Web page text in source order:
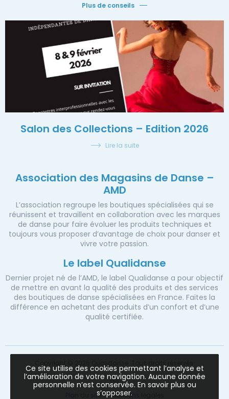
Plus de conseils
Salon des Collections – Edition 2026
Lire la suite
Association des Magasins de Danse –
AMD
L’association regroupe les boutiques spécialisées qui se
réunissent et travaillent en collaboration avec les marques
de danse pour faire évoluer les produits techniques et
toujours vous proposer d’avantage de choix pour danser et
vivre votre passion.
Le label Qualidanse
Dernier projet né de l’AMD, le label Qualidanse a pour objectif
de mettre en avant la qualité des produits et des services
des boutiques de danse spécialisées en France. Faites la
différence en achetant des produits d’un confort et d’une
qualité certifiée.
Instagram
Plan du site Mentions légales
Ce site utilise des cookies permettant l’analyse et
l’amélioration de votre navigation. Aucune donnée
personnelle n’est conservée. En savoir plus ou
s’opposer.